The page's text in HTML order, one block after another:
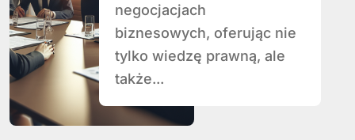
negocjacjach
biznesowych, oferując nie
tylko wiedzę prawną, ale
także...